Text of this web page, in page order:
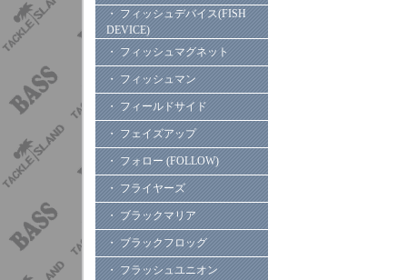
・ フィッシュデバイス(FISH
DEVICE)
・ フィッシュマグネット
・ フィッシュマン
・ フィールドサイド
・ フェイズアップ
・ フォロー (FOLLOW)
・ フライヤーズ
・ ブラックマリア
・ ブラックフロッグ
・ フラッシュユニオン